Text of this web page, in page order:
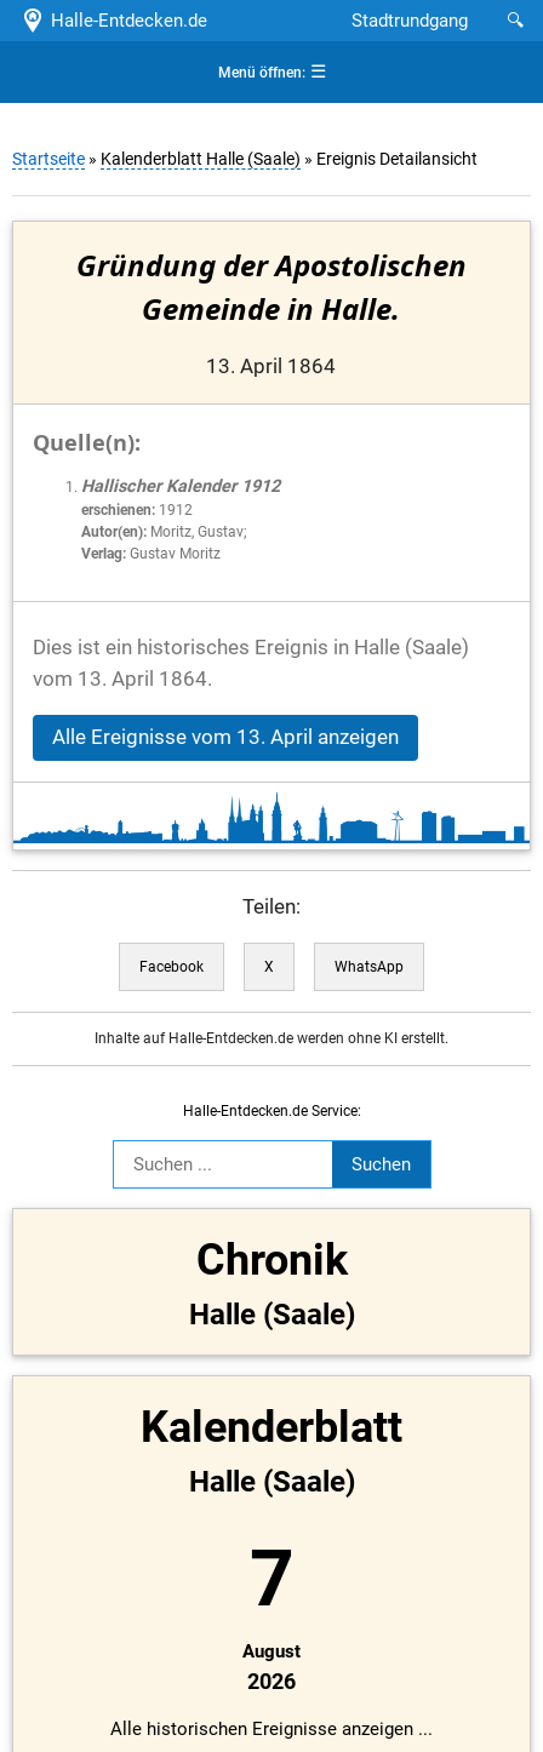
Halle-Entdecken.de 🔍
Stadtrundgang
Menü öffnen:☰
Startseite » Kalenderblatt Halle (Saale) » Ereignis Detailansicht
Gründung der Apostolischen
Gemeinde in Halle.
13. April 1864
Quelle(n):
Hallischer Kalender 1912
erschienen: 1912
Autor(en): Moritz, Gustav;
Verlag: Gustav Moritz
Dies ist ein historisches Ereignis in Halle (Saale)
vom 13. April 1864.
Alle Ereignisse vom 13. April anzeigen
Teilen:
Facebook X WhatsApp
Inhalte auf Halle-Entdecken.de werden ohne KI erstellt.
Halle-Entdecken.de Service:
Chronik
Halle (Saale)
Kalenderblatt
Halle (Saale)
7
August
2026
Alle historischen Ereignisse anzeigen ...